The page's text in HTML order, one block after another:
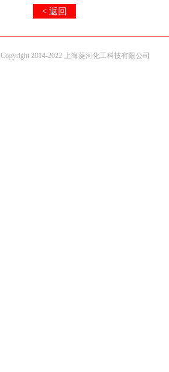
< 返回
Copyright 2014-2022 上海菱河化工科技有限公司